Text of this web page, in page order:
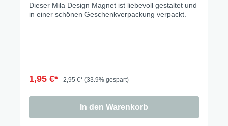
Dieser Mila Design Magnet ist liebevoll gestaltet und
in einer schönen Geschenkverpackung verpackt.
1,95 €* 2,95 €* (33.9% gespart)
In den Warenkorb